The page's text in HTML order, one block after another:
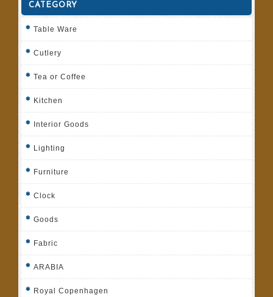
CATEGORY
Table Ware
Cutlery
Tea or Coffee
Kitchen
Interior Goods
Lighting
Furniture
Clock
Goods
Fabric
ARABIA
Royal Copenhagen